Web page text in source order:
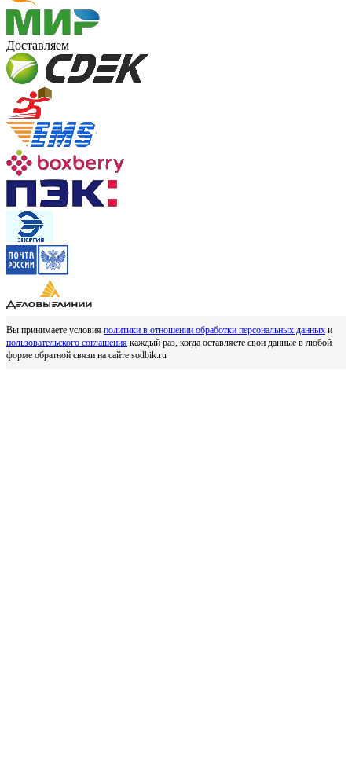
Доставляем
Вы принимаете условия политики в отношении обработки персональных данных и
пользовательского соглашения каждый раз, когда оставляете свои данные в любой
форме обратной связи на сайте sodbik.ru